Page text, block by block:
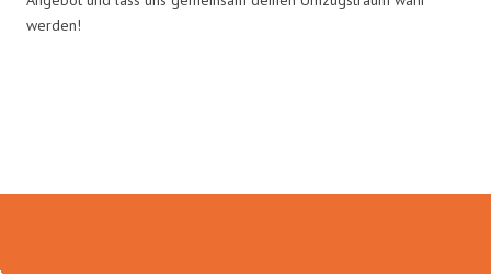
werden!